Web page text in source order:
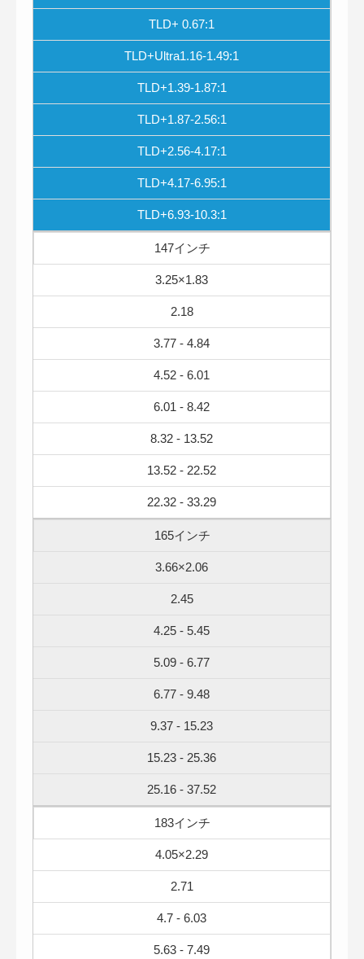
TLD+ 0.67:1
TLD+Ultra1.16-1.49:1
TLD+1.39-1.87:1
TLD+1.87-2.56:1
TLD+2.56-4.17:1
TLD+4.17-6.95:1
TLD+6.93-10.3:1
147インチ
3.25×1.83
2.18
3.77 - 4.84
4.52 - 6.01
6.01 - 8.42
8.32 - 13.52
13.52 - 22.52
22.32 - 33.29
165インチ
3.66×2.06
2.45
4.25 - 5.45
5.09 - 6.77
6.77 - 9.48
9.37 - 15.23
15.23 - 25.36
25.16 - 37.52
183インチ
4.05×2.29
2.71
4.7 - 6.03
5.63 - 7.49